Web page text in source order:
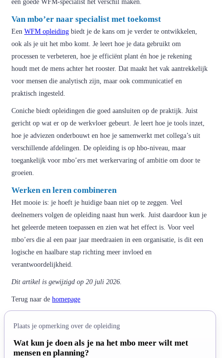
een goede WFM-specialist het verschil maken.
Van mbo’er naar specialist met toekomst
Een WFM opleiding biedt je de kans om je verder te ontwikkelen,
ook als je uit het mbo komt. Je leert hoe je data gebruikt om
processen te verbeteren, hoe je efficiënt plant én hoe je rekening
houdt met de mens achter het rooster. Dat maakt het vak aantrekkelijk
voor mensen die analytisch zijn, maar ook communicatief en
praktisch ingesteld.
Coniche biedt opleidingen die goed aansluiten op de praktijk. Juist
gericht op wat er op de werkvloer gebeurt. Je leert hoe je tools inzet,
hoe je adviezen onderbouwt en hoe je samenwerkt met collega’s uit
verschillende afdelingen. De opleiding is op hbo-niveau, maar
toegankelijk voor mbo’ers met werkervaring of ambitie om door te
groeien.
Werken en leren combineren
Het mooie is: je hoeft je huidige baan niet op te zeggen. Veel
deelnemers volgen de opleiding naast hun werk. Juist daardoor kun je
het geleerde meteen toepassen en zien wat het effect is. Voor veel
mbo’ers die al een paar jaar meedraaien in een organisatie, is dit een
logische en haalbare stap richting meer invloed en
verantwoordelijkheid.
Dit artikel is gewijzigd op 20 juli 2026.
Terug naar de homepage
Plaats je opmerking over de opleiding
Wat kun je doen als je na het mbo meer wilt met
mensen en planning?